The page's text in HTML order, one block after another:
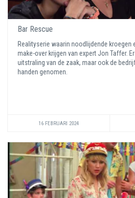
Bar Rescue
Realityserie waarin noodlijdende kroegen
make-over krijgen van expert Jon Taffer.
uitstraling van de zaak, maar ook de
handen genomen.
16 FEBRUARI 2024